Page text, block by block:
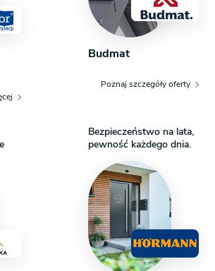
Budmat
Poznaj szczegóły oferty
Bezpieczeństwo na lata,
pewność każdego dnia.